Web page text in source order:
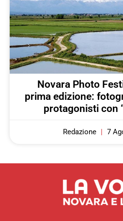
Novara Photo
prima edizione:
protagonisti con
Redazione 7